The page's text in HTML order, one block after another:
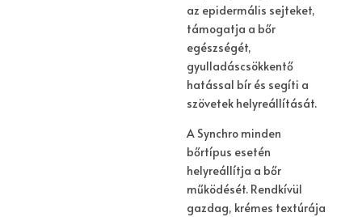
az epidermális sejteket,
támogatja a bőr
egészségét,
gyulladáscsökkentő
hatással bír és segíti a
szövetek helyreállítását.
A Synchro minden
bőrtípus esetén
helyreállítja a bőr
működését. Rendkívül
gazdag, krémes textúrája